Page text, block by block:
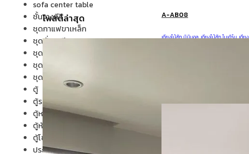
โพสต์ล่าสุด
sofa center table
ชั้นวางทีวี
ชุดกาแฟขาเหล็ก
ชุดนั่งระเบียง
ชุดรับแขก
ชุดโต๊ะบาร์
ชุดโต๊ะอาหาร
ตู้
ตู้รองเท้า
ตู้หนังสือ / ชั้นวางหนังสือ
ตู้หัวเตียง
ตู้โชว์
ประตู
A-AB08
เตียงไม้สัก มินิมอล,เตียงไม้สัก โมเดิร์น,เตียง